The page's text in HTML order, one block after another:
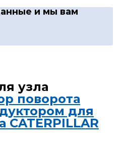
и мы вам
узла
поворота
для
CATERPILLAR